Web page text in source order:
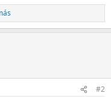
#2